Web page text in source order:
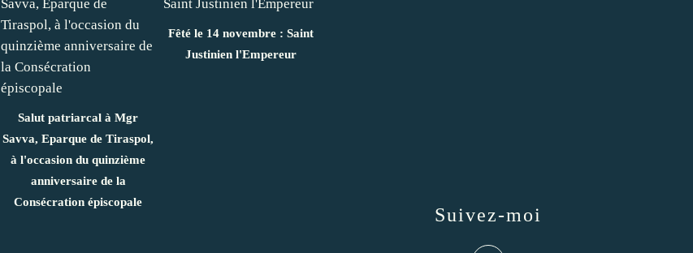
Salut patriarcal à Mgr
Savva, Eparque de Tiraspol,
à l'occasion du quinzième
anniversaire de la
Consécration épiscopale
Fêté le 14 novembre : Saint
Justinien l'Empereur
Suivez-moi